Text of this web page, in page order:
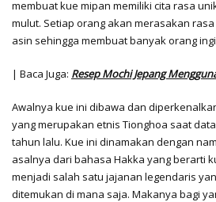
membuat kue mipan memiliki cita rasa
mulut. Setiap orang akan merasakan
asin sehingga membuat banyak orang
| Baca Juga: Resep Mochi Jepang
Awalnya kue ini dibawa dan
yang merupakan etnis Tionghoa saat
tahun lalu. Kue ini dinamakan dengan
asalnya dari bahasa Hakka yang berarti
menjadi salah satu jajanan legendaris
ditemukan di mana saja. Makanya bagi